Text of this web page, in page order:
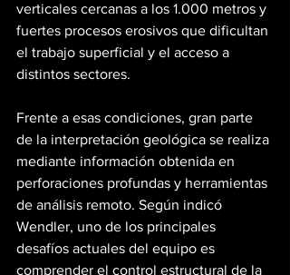
verticales cercanas a los 1.000 metros y
fuertes procesos erosivos que dificultan
el trabajo superficial y el acceso a
distintos sectores.
Frente a esas condiciones, gran parte
de la interpretación geológica se realiza
mediante información obtenida en
perforaciones profundas y herramientas
de análisis remoto. Según indicó
Wendler, uno de los principales
desafíos actuales del equipo es
comprender el control estructural de la